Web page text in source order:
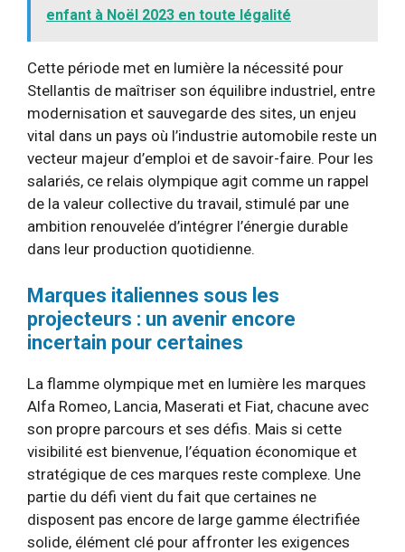
enfant à Noël 2023 en toute légalité
Cette période met en lumière la nécessité pour
Stellantis de maîtriser son équilibre industriel, entre
modernisation et sauvegarde des sites, un enjeu
vital dans un pays où l’industrie automobile reste un
vecteur majeur d’emploi et de savoir-faire. Pour les
salariés, ce relais olympique agit comme un rappel
de la valeur collective du travail, stimulé par une
ambition renouvelée d’intégrer l’énergie durable
dans leur production quotidienne.
Marques italiennes sous les
projecteurs : un avenir encore
incertain pour certaines
La flamme olympique met en lumière les marques
Alfa Romeo, Lancia, Maserati et Fiat, chacune avec
son propre parcours et ses défis. Mais si cette
visibilité est bienvenue, l’équation économique et
stratégique de ces marques reste complexe. Une
partie du défi vient du fait que certaines ne
disposent pas encore de large gamme électrifiée
solide, élément clé pour affronter les exigences